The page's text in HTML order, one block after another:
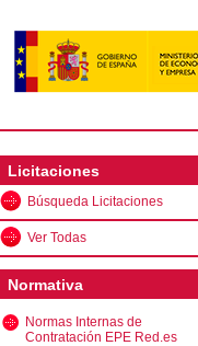
Licitaciones
Búsqueda Licitaciones
Ver Todas
Normativa
Normas Internas de
Contratación EPE Red.es